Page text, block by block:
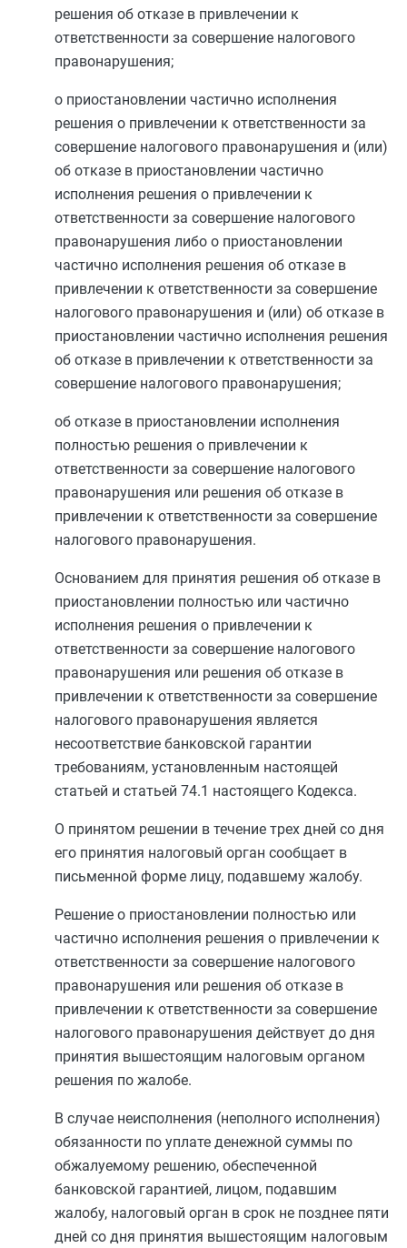
решения об отказе в привлечении к
ответственности за совершение налогового
правонарушения;
о приостановлении частично исполнения
решения о привлечении к ответственности за
совершение налогового правонарушения и (или)
об отказе в приостановлении частично
исполнения решения о привлечении к
ответственности за совершение налогового
правонарушения либо о приостановлении
частично исполнения решения об отказе в
привлечении к ответственности за совершение
налогового правонарушения и (или) об отказе в
приостановлении частично исполнения решения
об отказе в привлечении к ответственности за
совершение налогового правонарушения;
об отказе в приостановлении исполнения
полностью решения о привлечении к
ответственности за совершение налогового
правонарушения или решения об отказе в
привлечении к ответственности за совершение
налогового правонарушения.
Основанием для принятия решения об отказе в
приостановлении полностью или частично
исполнения решения о привлечении к
ответственности за совершение налогового
правонарушения или решения об отказе в
привлечении к ответственности за совершение
налогового правонарушения является
несоответствие банковской гарантии
требованиям, установленным настоящей
статьей и статьей 74.1 настоящего Кодекса.
О принятом решении в течение трех дней со дня
его принятия налоговый орган сообщает в
письменной форме лицу, подавшему жалобу.
Решение о приостановлении полностью или
частично исполнения решения о привлечении к
ответственности за совершение налогового
правонарушения или решения об отказе в
привлечении к ответственности за совершение
налогового правонарушения действует до дня
принятия вышестоящим налоговым органом
решения по жалобе.
В случае неисполнения (неполного исполнения)
обязанности по уплате денежной суммы по
обжалуемому решению, обеспеченной
банковской гарантией, лицом, подавшим
жалобу, налоговый орган в срок не позднее пяти
дней со дня принятия вышестоящим налоговым